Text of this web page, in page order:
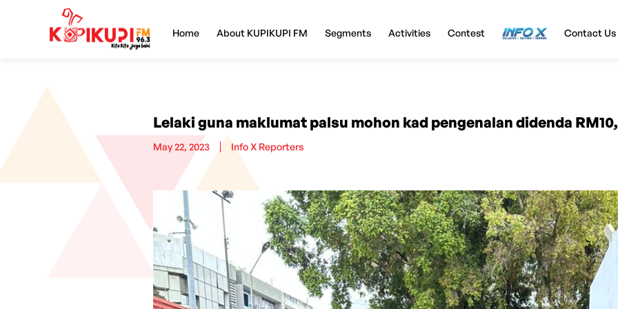
Home About KUPIKUPI FM Segments Activities Contest InfoX Contact Us
Lelaki guna maklumat palsu mohon kad pengenalan didenda
May 22, 2023 Info X Reporters